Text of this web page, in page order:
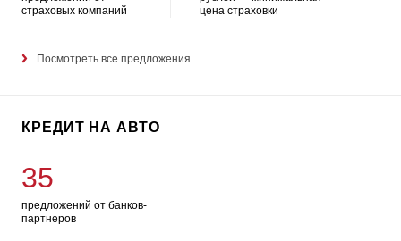
страховых компаний
цена страховки
Посмотреть все предложения
КРЕДИТ НА АВТО
35
предложений от банков-
партнеров